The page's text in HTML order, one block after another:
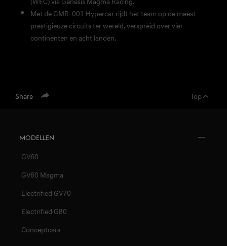
Met de GMR-001 Hypercar rijdt het team op de meest
prestigieuze circuits ter wereld, verspreid over vier
continenten en acht landen.
Share Top
Modellen
GV60
GV60 Magma
Electrified GV70
Electrified G80
Conceptcars